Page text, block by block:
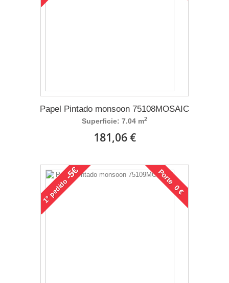
Papel Pintado monsoon 75108MOSAIC
Superficie: 7.04 m2
181,06 €
1°
pedido
-5€ Porte 0 €